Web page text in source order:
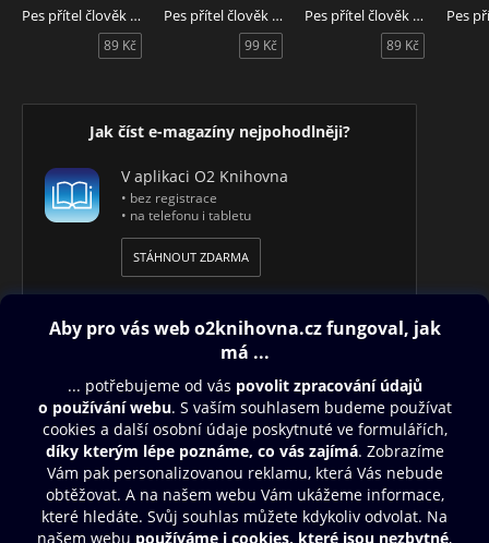
Pes přítel člověk 8/2026
89 Kč
Pes přítel člověk 7/2026
99 Kč
Pes přítel člověk 6/2026
89 Kč
Jak číst e-magazíny nejpohodlněji?
V aplikaci O2 Knihovna
• bez registrace
• na telefonu i tabletu
STÁHNOUT ZDARMA
Obsah ke stažení
Moje O2 Knihovna
Další zábava